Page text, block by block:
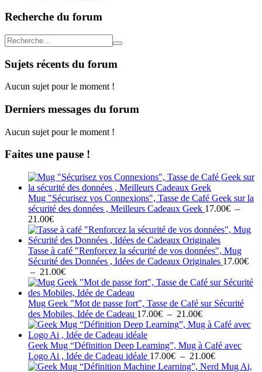
Recherche du forum
Sujets récents du forum
Aucun sujet pour le moment !
Derniers messages du forum
Aucun sujet pour le moment !
Faites une pause !
Mug "Sécurisez vos Connexions", Tasse de Café Geek sur la
sécurité des données , Meilleurs Cadeaux Geek 17.00€ –
21.00€Plage
de
prix :
17.00€
à
21.00€
Tasse à café "Renforcez la sécurité de vos données", Mug
Sécurité des Données , Idées de Cadeaux Originales 17.00€
– 21.00€Plage
de
prix :
17.00€
à
21.00€
Mug Geek "Mot de passe fort", Tasse de Café sur Sécurité
des Mobiles, Idée de Cadeau 17.00€ – 21.00€Plage
de
17.00€
à
21.00€
Geek Mug “Définition Deep Learning”, Mug à Café avec
Logo Ai , Idée de Cadeau idéale 17.00€ – 21.00€Plage
de